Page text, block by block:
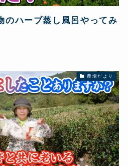
のハーブ蒸し風呂やってみ
農場だより